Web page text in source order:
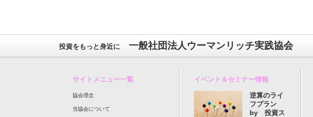
投資をもっと身近に 一般社団法人ウーマンリッチ実践協会
サイトメニュー一覧
協会理念
当協会について
イベント＆セミナー情報
逆算のライ
フプラン
by 投資ス